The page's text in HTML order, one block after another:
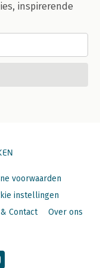
inspirerende
voorwaarden
instellingen
Contact Over ons